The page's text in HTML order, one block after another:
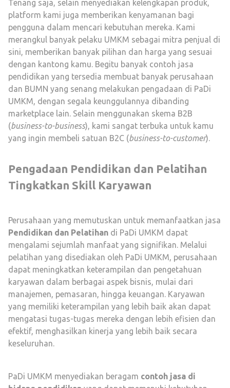
Tenang saja, selain menyediakan kelengkapan produk,
platform kami juga memberikan kenyamanan bagi
pengguna dalam mencari kebutuhan mereka. Kami
merangkul banyak pelaku UMKM sebagai mitra penjual di
sini, memberikan banyak pilihan dan harga yang sesuai
dengan kantong kamu. Begitu banyak contoh jasa
pendidikan yang tersedia membuat banyak perusahaan
dan BUMN yang senang melakukan pengadaan di PaDi
UMKM, dengan segala keunggulannya dibanding
marketplace lain. Selain menggunakan skema B2B
(business-to-business), kami sangat terbuka untuk kamu
yang ingin membeli satuan B2C (business-to-customer).
Pengadaan Pendidikan dan Pelatihan
Tingkatkan Skill Karyawan
Perusahaan yang memutuskan untuk memanfaatkan jasa
Pendidikan dan Pelatihan di PaDi UMKM dapat
mengalami sejumlah manfaat yang signifikan. Melalui
pelatihan yang disediakan oleh PaDi UMKM, perusahaan
dapat meningkatkan keterampilan dan pengetahuan
karyawan dalam berbagai aspek bisnis, mulai dari
manajemen, pemasaran, hingga keuangan. Karyawan
yang memiliki keterampilan yang lebih baik akan dapat
mengatasi tugas-tugas mereka dengan lebih efisien dan
efektif, menghasilkan kinerja yang lebih baik secara
keseluruhan.
PaDi UMKM menyediakan beragam contoh jasa di